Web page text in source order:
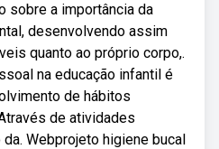
sobre a importância da
desenvolvendo assim
quanto ao próprio corpo,.
na educação infantil é
de hábitos
de atividades
Webprojeto higiene bucal